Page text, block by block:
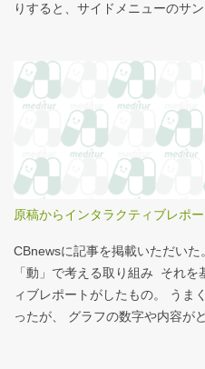
りすると、サイドメニューのサ
気になっていた。お腹の肉がだ
せいもあるのではないかと。 シ
http://www.starbucks.co.jp/
ビった。これはまずい。下手な
556kcalがどのくらいヤバイの
マクドナルドで考えてみる。（
とカロリーがほぼ同じもの（
ルド商品から２つ選んでくださ
ルクォーターパウンダー・チー
ックバーガー マックフライポテ
マックフライポテト（L) 正解は
原稿からインタラクティブレポ
CBnewsに記事を掲載いただいた
「動」で考える取り組み それ
ィブレポートがしたもの。 うま
ったが、 グラフの数字や内容が